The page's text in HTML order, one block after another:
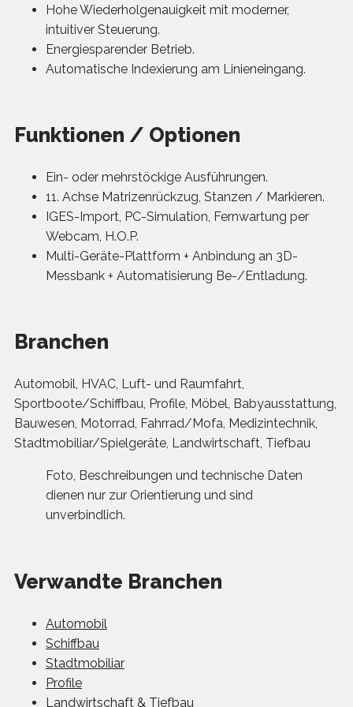
Hohe Wiederholgenauigkeit mit moderner,
intuitiver Steuerung.
Energiesparender Betrieb.
Automatische Indexierung am Linieneingang.
Funktionen / Optionen
Ein- oder mehrstöckige Ausführungen.
11. Achse Matrizenrückzug, Stanzen / Markieren.
IGES-Import, PC-Simulation, Fernwartung per
Webcam, H.O.P.
Multi-Geräte-Plattform + Anbindung an 3D-
Messbank + Automatisierung Be-/Entladung.
Branchen
Automobil, HVAC, Luft- und Raumfahrt,
Sportboote/Schiffbau, Profile, Möbel, Babyausstattung,
Bauwesen, Motorrad, Fahrrad/Mofa, Medizintechnik,
Stadtmobiliar/Spielgeräte, Landwirtschaft, Tiefbau
Foto, Beschreibungen und technische Daten
dienen nur zur Orientierung und sind
unverbindlich.
Verwandte Branchen
Automobil
Schiffbau
Stadtmobiliar
Profile
Landwirtschaft & Tiefbau